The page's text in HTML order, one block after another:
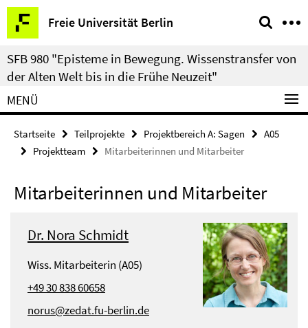
Springe
direkt
zu
Inhalt
Freie Universität Berlin
Service-
Navigation
SFB 980 "Episteme in Bewegung. Wissenstransfer von
der Alten Welt bis in die Frühe Neuzeit"
MENÜ
Startseite Teilprojekte Projektbereich A: Sagen
A05
Projektteam
Mitarbeiterinnen und Mitarbeiter
Mitarbeiterinnen und Mitarbeiter
Dr. Nora Schmidt
Wiss. Mitarbeiterin (A05)
+49 30 838 60658
norus@zedat.fu-berlin.de